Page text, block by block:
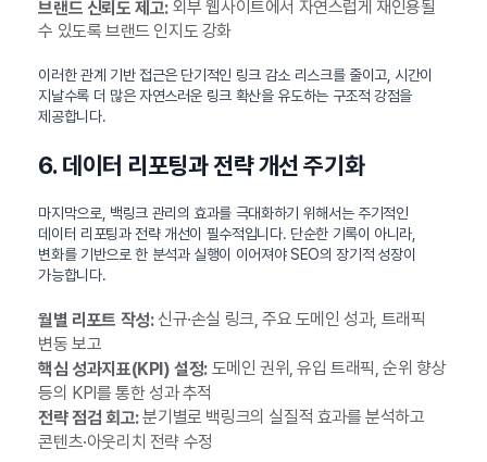
브랜드 신뢰도 제고:외부 웹사이트에서 자연스럽게 재인용될
수 있도록 브랜드 인지도 강화
이러한 관계 기반 접근은 단기적인 링크 감소 리스크를 줄이고, 시간이
지날수록 더 많은 자연스러운 링크 확산을 유도하는 구조적 강점을
제공합니다.
6. 데이터 리포팅과 전략 개선 주기화
마지막으로, 백링크 관리의 효과를 극대화하기 위해서는 주기적인
데이터 리포팅과 전략 개선이 필수적입니다. 단순한 기록이 아니라,
변화를 기반으로 한 분석과 실행이 이어져야 SEO의 장기적 성장이
가능합니다.
월별 리포트 작성:신규·손실 링크, 주요 도메인 성과, 트래픽
변동 보고
핵심 성과지표(KPI) 설정:도메인 권위, 유입 트래픽, 순위 향상
등의 KPI를 통한 성과 추적
전략 점검 회고:분기별로 백링크의 실질적 효과를 분석하고
콘텐츠·아웃리치 전략 수정